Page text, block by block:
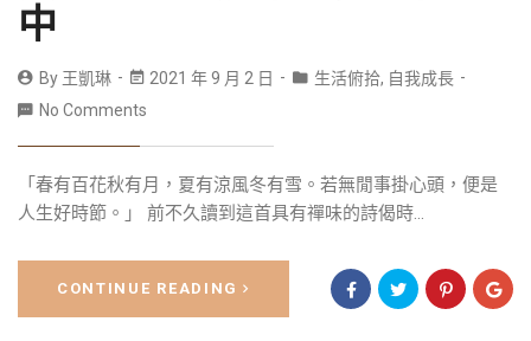
中
By 王凱琳 2021 年 9 月 2 日 生活俯拾, 自我成長
No Comments
「春有百花秋有月，夏有涼風冬有雪。若無閒事掛心頭，便是
人生好時節。」 前不久讀到這首具有禪味的詩偈時...
CONTINUE READING